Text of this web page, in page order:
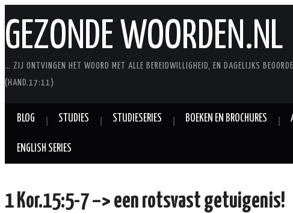
GEZONDE WOORDEN.NL
… ZIJ ONTVINGEN HET WOORD MET ALLE BEREIDWILLIGHEID, EN DAGELIJKS
(HAND.17:11)
BLOG STUDIES STUDIESERIES BOEKEN EN BROCHURES
ENGLISH SERIES
1 Kor.15:5-7 –> een rotsvast getuigenis!